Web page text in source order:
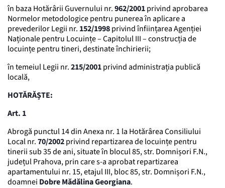
în baza Hotărârii Guvernului nr.962/2001privind aprobarea
Normelor metodologice pentru punerea în aplicare a
prevederilor Legii nr. 152/1998privind înființarea Agenției
Naționale pentru Locuințe – Capitolul III – construcția de
locuințe pentru tineri, destinate închirierii;
în temeiul Legii nr.215/2001privind administrația publică
locală,
HOTĂRĂȘTE:
Art. 1
Abrogă punctul 14 din Anexa nr. 1 la Hotărârea Consiliului
Local nr.70/2002privind repartizarea de locuințe pentru
tinerii sub 35 de ani, situate în blocul 85, str. Domnișori F.N.,
județul Prahova, prin care s-a aprobat repartizarea
apartamentului nr. 15, etajul III, bloc 85, str. Domnișori F.N.,
doamnei Dobre Mădălina Georgiana.